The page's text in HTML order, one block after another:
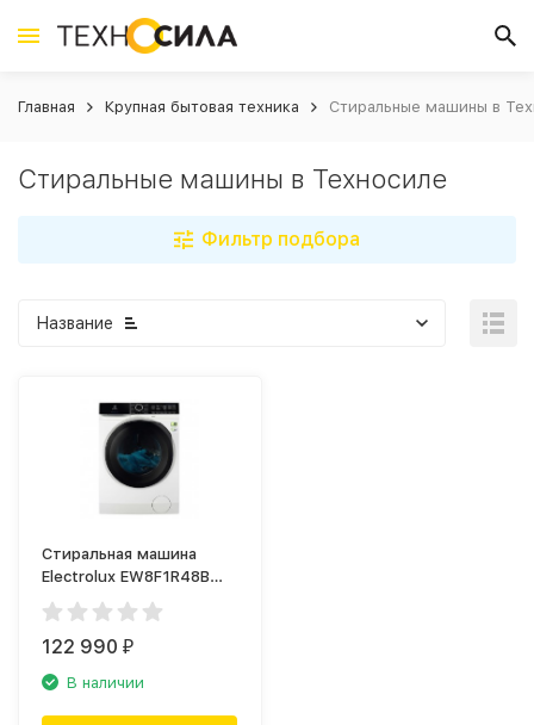
Главная Крупная бытовая техника Стиральные машины в
Стиральные машины в Техносиле
Фильтр подбора
Название
Стиральная машина
Electrolux EW8F1R48B
PerfectCare
122 990₽
В наличии